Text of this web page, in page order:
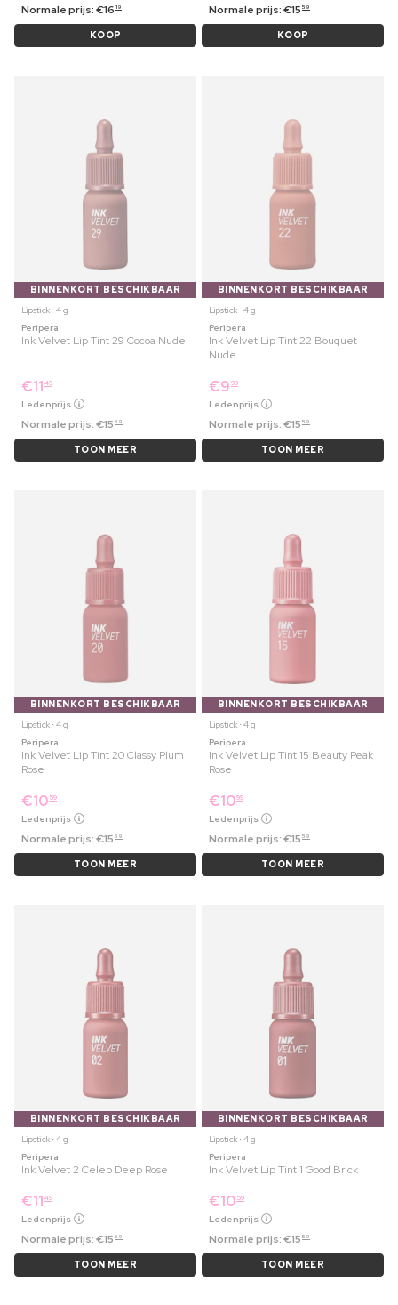
Normale prijs:€16 19
KOOP
Normale prijs:€15 59
KOOP
BINNENKORT BESCHIKBAAR
Lipstick ⋅ 4 g
Peripera
Ink Velvet Lip Tint 29 Cocoa Nude
€11 49
Ledenprijs
Normale prijs:€15 59
TOON MEER
BINNENKORT BESCHIKBAAR
Lipstick ⋅ 4 g
Peripera
Ink Velvet Lip Tint 22 Bouquet
Nude
€9 99
Ledenprijs
Normale prijs:€15 59
TOON MEER
BINNENKORT BESCHIKBAAR
Lipstick ⋅ 4 g
Peripera
Ink Velvet Lip Tint 20 Classy Plum
Rose
€10 59
Ledenprijs
Normale prijs:€15 59
TOON MEER
BINNENKORT BESCHIKBAAR
Lipstick ⋅ 4 g
Peripera
Ink Velvet Lip Tint 15 Beauty Peak
Rose
€1099
Ledenprijs
Normale prijs:€15 59
TOON MEER
BINNENKORT BESCHIKBAAR
Lipstick ⋅ 4 g
Peripera
Ink Velvet 2 Celeb Deep Rose
€11 49
Ledenprijs
Normale prijs:€15 59
TOON MEER
BINNENKORT BESCHIKBAAR
Lipstick ⋅ 4 g
Peripera
Ink Velvet Lip Tint 1 Good Brick
€10 59
Ledenprijs
Normale prijs:€15 59
TOON MEER